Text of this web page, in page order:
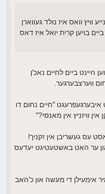
וויץ וואס איז נולד געווארן
בויען קרית יואל איז דאס
היינט ביים לחיים נאכ'ן
ווערצבערגער.
"חיים נחום דו
וויזניץ אין מאנסי?"
עס געשריבן אין זקניך!
ער האט באשטעטיגט יעדעס
אימעילן די מעשה און כ'האב